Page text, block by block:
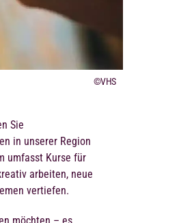
©VHS
Sie
in unserer Region
umfasst Kurse für
arbeiten, neue
vertiefen.
möchten – es